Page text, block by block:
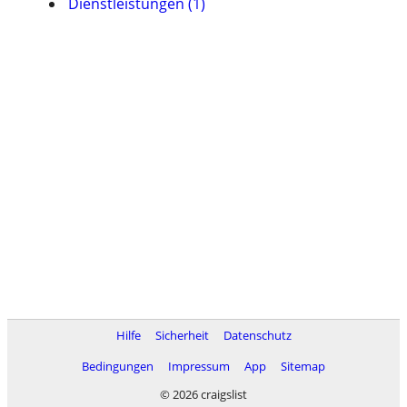
Hilfe Sicherheit
Datenschutz
Bedingungen
Impressum App
Sitemap
© 2026 craigslist